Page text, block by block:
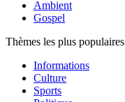
Ambient
Gospel
Thèmes les plus populaires
Informations
Culture
Sports